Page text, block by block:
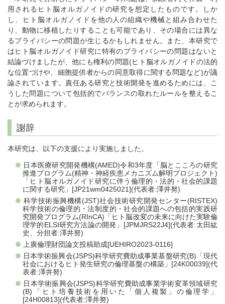
用されるヒト脳オルガノイドの研究を想定したものです。しか
し、ヒト脳オルガノイドを他の人の組織や機械と組み合わせた
り、動物に移植したりすることも可能であり、その場合には異な
るプライバシーの問題が生じるかもしれません。また、本研究で
はヒト脳オルガノイド研究に特有のプライバシーの問題はないと
結論づけましたが、他にも権利の問題(ヒト脳オルガノイドの法的
な位置づけや、細胞提供者からの同意取得に関する問題など)が議
論されています。責任ある研究と技術開発を進めるためには、こ
うした問題について包括的でバランスの取れたルールを整えるこ
とが求められます。
謝辞
本研究は、以下の支援により実施しました。
日本医療研究開発機構(AMED)令和3年度「脳とこころの研究
推進プログラム(精神・神経疾患メカニズム解明プロジェクト)
「ヒト脳オルガノイド研究に伴う倫理的・法的・社会的課題
に関する研究」[JP21wm0425021](代表者:澤井努)
科学技術振興機構(JST)社会技術研究開発センター(RISTEX)
科学技術の倫理的・法制度的・社会的課題への包括的実践研
究開発プログラム(RInCA)「ヒト脳改変の未来に向けた実験倫
理学的ELSI研究方法論の開発」[JPMJRS22J4](代表者:太田紘
史、分担者:澤井努)
上廣倫理財団論文投稿助成[UEHIRO2023-0116]
日本学術振興会(JSPS)科学研究費助成事業基盤研究(B)「現代
社会におけるヒト発生研究の倫理基盤の構築」[24K00039](代
表者:澤井努)
日本学術振興会(JSPS)科学研究費助成事業学術変革領域研究
(B)「ヒト培養技術を用いた「個人複製」の倫理学」
[24H00813](代表者:澤井努)